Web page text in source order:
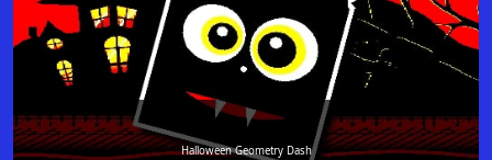
Halloween Geometry Dash